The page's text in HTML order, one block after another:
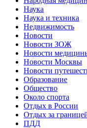
Наука
Наука и техника
Недвижимость
Новости
Новости ЗОЖ
Новости
Новости Москвы
Новости
Образование
Общество
Около спорта
Отдых в России
Отдых за
ПДД